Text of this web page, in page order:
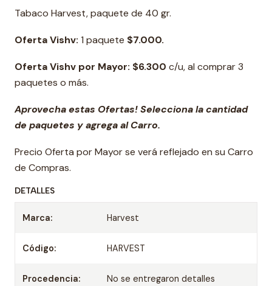
Tabaco Harvest, paquete de 40 gr.
Oferta Vishv: 1 paquete $7.000.
Oferta Vishv por Mayor: $6.300 c/u, al comprar 3
paquetes o más.
Aprovecha estas Ofertas! Selecciona la cantidad
de paquetes y agrega al Carro.
Precio Oferta por Mayor se verá reflejado en su Carro
de Compras.
DETALLES
Marca: Harvest
Código: HARVEST
Procedencia:
No se entregaron detalles